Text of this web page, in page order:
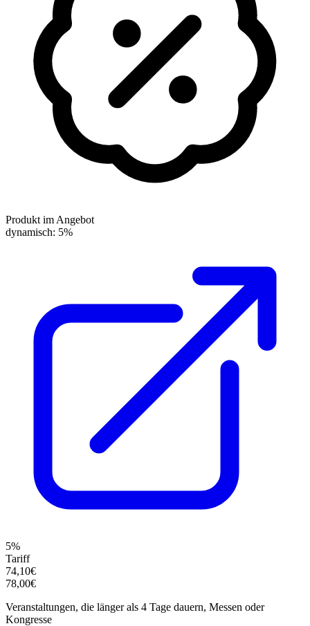
Produkt im Angebot
dynamisch: 5%
5%
Tariff
74,10€
78,00€
Veranstaltungen, die länger als 4 Tage dauern, Messen oder
Kongresse